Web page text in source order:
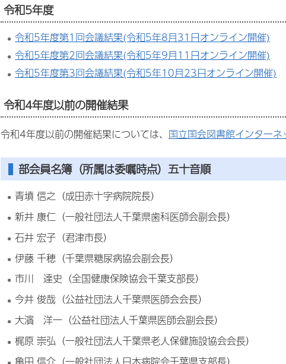
令和5年度
令和5年度第1回会議結果(令和5年8月31日オンライン開催)
令和5年度第2回会議結果(令和5年9月11日オンライン開催)
令和5年度第3回会議結果(令和5年10月23日オンライン開催)
令和4年度以前の開催結果
令和4年度以前の開催結果については、 国立国会図書館インターネ
部会員名簿（所属は委嘱時点）五十音順
青墳 信之（成田赤十字病院院長）
新井 康仁（一般社団法人千葉県歯科医師会副会長）
石井 宏子（君津市長）
伊藤 千穂（千葉県糖尿病協会副会長）
市川 達史（全国健康保険協会千葉支部長）
今井 俊哉（公益社団法人千葉県医師会会長）
大濱 洋一（公益社団法人千葉県医師会副会長）
梶原 崇弘（一般社団法人千葉県老人保健施設協会会長）